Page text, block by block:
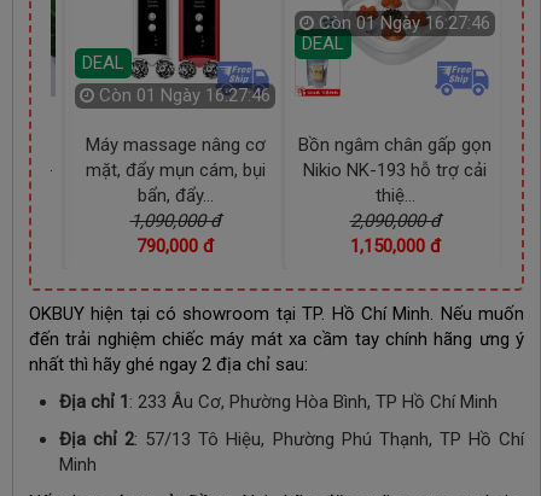
116 -
DEAL
Còn 01 Ngày 16:27:46
Máy massage nâng cơ
mặt, đẩy mụn cám, bụi
bẩn, đẩy...
1,090,000 đ
790,000 đ
DEAL
Còn 01 Ngày 16:27:46
Bồn ngâm chân gấp gọn
Nikio NK-193 hỗ trợ cải
thiệ...
2,090,000 đ
1,150,000 đ
OKBUY hiện tại có showroom tại TP. Hồ Chí Minh. Nếu muốn
đến trải nghiệm chiếc máy mát xa cầm tay chính hãng ưng ý
nhất thì hãy ghé ngay 2 địa chỉ sau:
Địa chỉ 1: 233 Âu Cơ, Phường Hòa Bình, TP Hồ Chí Minh
Địa chỉ 2: 57/13 Tô Hiệu, Phường Phú Thạnh, TP Hồ Chí
Minh